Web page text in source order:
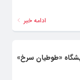
ادامه خبر
«طوطیان سرخ»